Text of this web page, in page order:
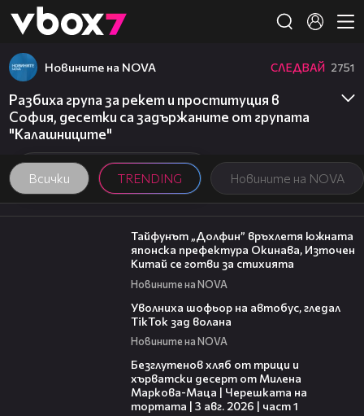
👾
Всички TRENDING Новините на NOVA
Новините на NOVA СЛЕДВАЙ 2751
Разбиха група за рекет и проституция в
София, десетки са задържаните от групата
"Калашниците"
02:11
Тайфунът „Долфин” връхлетя южната
японска префектура Окинава, Източен
Китай се готви за стихията
Новините на NOVA
Уволниха шофьор на автобус, гледал
TikTok зад волана
Новините на NOVA
Безглутенов хляб от трици и
хърватски десерт от Милена
Маркова-Маца | Черешката на
тортата | 3 авг. 2026 | част 1